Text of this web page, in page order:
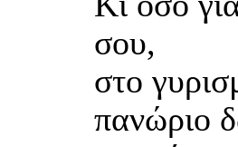
σου,
στο
πανώριο